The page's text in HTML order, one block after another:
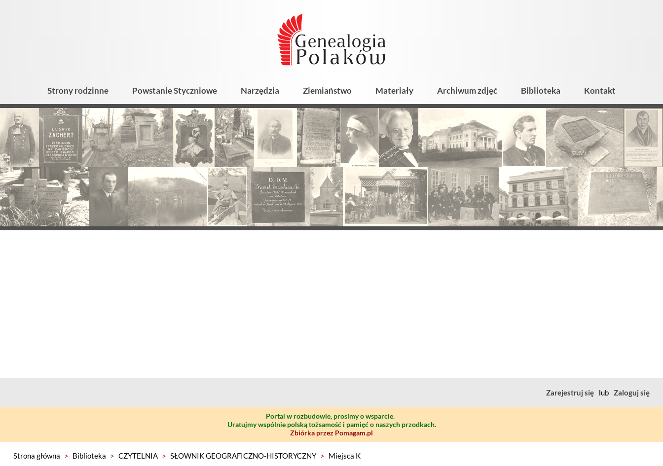
Strony rodzinne Powstanie Styczniowe Narzędzia Ziemiaństwo Materiały Archiwum zdjęć Biblioteka Kontakt
Zarejestruj się lub Zaloguj się
Portal w rozbudowie, prosimy o wsparcie.
Uratujmy wspólnie polską tożsamość i pamięć o naszych przodkach.
Zbiórka przez Pomagam.pl
Strona główna > Biblioteka > CZYTELNIA > SŁOWNIK GEOGRAFICZNO-HISTORYCZNY > Miejsca K